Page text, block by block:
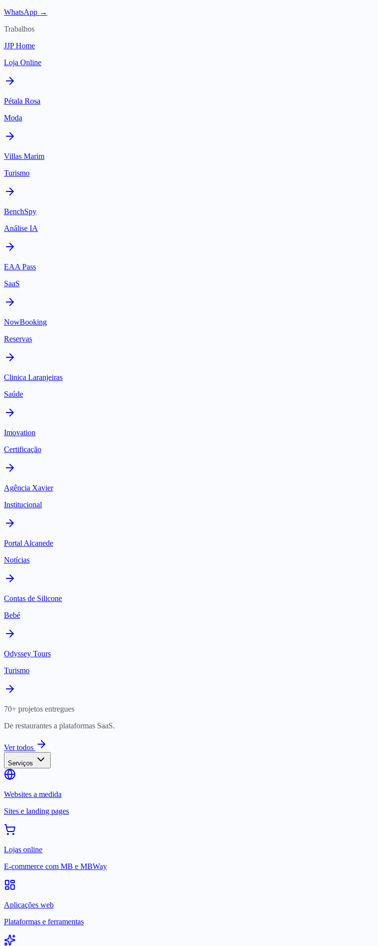
WhatsApp →
Trabalhos
JJP Home
Loja Online
Pétala Rosa
Moda
Villas Marim
Turismo
BenchSpy
Análise IA
EAA Pass
SaaS
NowBooking
Reservas
Clinica Laranjeiras
Saúde
Imovation
Certificação
Agência Xavier
Institucional
Portal Alcanede
Notícias
Contas de Silicone
Bebé
Odyssey Tours
Turismo
70+ projetos entregues
De restaurantes a plataformas SaaS.
Ver todos
Serviços
Websites a medida
Sites e landing pages
Lojas online
E-commerce com MB e MBWay
Aplicações web
Plataformas e ferramentas